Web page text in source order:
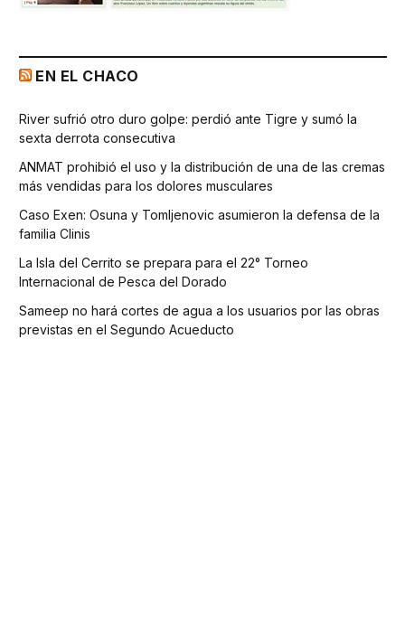
EN EL CHACO
River sufrió otro duro golpe: perdió ante Tigre y sumó la
sexta derrota consecutiva
ANMAT prohibió el uso y la distribución de una de las cremas
más vendidas para los dolores musculares
Caso Exen: Osuna y Tomljenovic asumieron la defensa de la
familia Clinis
La Isla del Cerrito se prepara para el 22° Torneo
Internacional de Pesca del Dorado
Sameep no hará cortes de agua a los usuarios por las obras
previstas en el Segundo Acueducto